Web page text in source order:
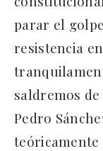
parar el
resistencia
saldremos
Pedro
teóricamente